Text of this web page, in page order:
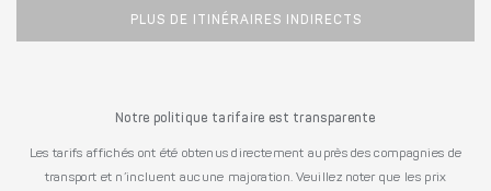
PLUS DE ITINÉRAIRES INDIRECTS
Notre politique tarifaire est transparente
Les tarifs affichés ont été obtenus directement auprès des compagnies de
transport et n’incluent aucune majoration. Veuillez noter que les prix